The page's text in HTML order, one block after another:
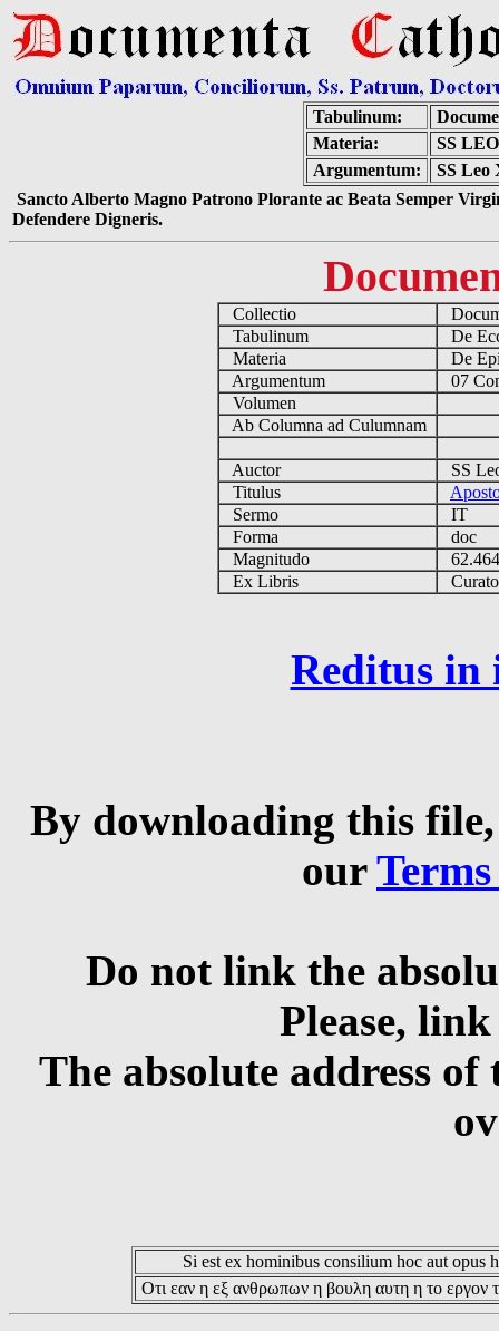
Tabulinum:
Materia:
SS
Argumentum:
SS Leo
Sancto Alberto Magno Patrono Plorante ac Beata Semper
Defendere Digneris.
Collectio
Tabulinum
De
Materia
De
Argumentum
07
Volumen
Ab Columna ad Culumnam
Auctor
SS
Titulus
Sermo
IT
Forma
doc
Magnitudo
Ex Libris
Reditus in
By downloading this
our
Do not link the
Please,
The absolute address
Si est ex hominibus consilium hoc aut opus
Οτι εαν η εξ ανθρωπων η βουλη αυτη η το εργον